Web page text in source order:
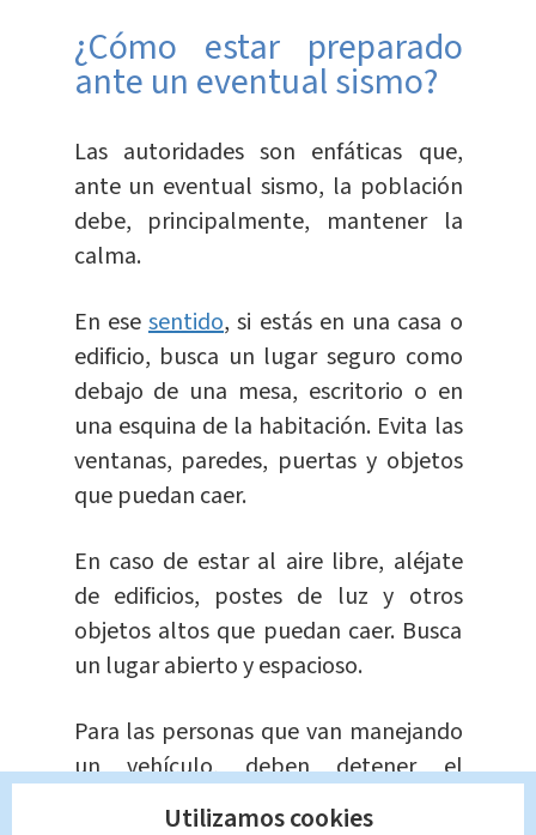
¿Cómo estar preparado
ante un eventual sismo?
Las autoridades son enfáticas que,
ante un eventual sismo, la población
debe, principalmente, mantener la
calma.
En ese sentido, si estás en una casa o
edificio, busca un lugar seguro como
debajo de una mesa, escritorio o en
una esquina de la habitación. Evita las
ventanas, paredes, puertas y objetos
que puedan caer.
En caso de estar al aire libre, aléjate
de edificios, postes de luz y otros
objetos altos que puedan caer. Busca
un lugar abierto y espacioso.
Para las personas que van manejando
un vehículo, deben detener el
automóvil en un lugar seguro,
Utilizamos cookies